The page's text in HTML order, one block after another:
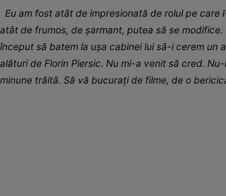
Eu am fost atât de impresionată de rolul pe
atât de frumos, de șarmant, putea să se
început să batem la ușa cabinei lui să-i cerem un
alături de Florin Piersic. Nu mi-a venit să cred.
minune trăită. Să vă bucurați de filme, de o